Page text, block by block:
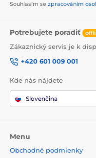
Souhlasím se zpracováním
Potrebujete poradiť
Zákaznický servis je k
+420 601 009 001
Kde nás nájdete
Slovenčina
Menu
Obchodné podmienky